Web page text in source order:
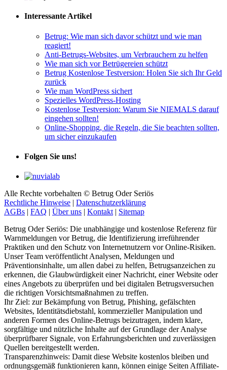
Interessante Artikel
Betrug: Wie man sich davor schützt und wie man
reagiert!
Anti-Betrugs-Websites, um Verbrauchern zu helfen
Wie man sich vor Betrügereien schützt
Betrug Kostenlose Testversion: Holen Sie sich Ihr Geld
zurück
Wie man WordPress sichert
Spezielles WordPress-Hosting
Kostenlose Testversion: Warum Sie NIEMALS darauf
eingehen sollten!
Online-Shopping, die Regeln, die Sie beachten sollten,
um sicher einzukaufen
Folgen Sie uns!
Alle Rechte vorbehalten © Betrug Oder Seriös
Rechtliche Hinweise | Datenschutzerklärung
AGBs | FAQ | Über uns | Kontakt | Sitemap
Betrug Oder Seriös: Die unabhängige und kostenlose Referenz für
Warnmeldungen vor Betrug, die Identifizierung irreführender
Praktiken und den Schutz von Internetnutzern vor Online-Risiken.
Unser Team veröffentlicht Analysen, Meldungen und
Präventionsinhalte, um allen dabei zu helfen, Betrugsanzeichen zu
erkennen, die Glaubwürdigkeit einer Nachricht, einer Website oder
eines Angebots zu überprüfen und bei digitalen Betrugsversuchen
die richtigen Vorsichtsmaßnahmen zu treffen.
Ihr Ziel: zur Bekämpfung von Betrug, Phishing, gefälschten
Websites, Identitätsdiebstahl, kommerzieller Manipulation und
anderen Formen des Online-Betrugs beizutragen, indem klare,
sorgfältige und nützliche Inhalte auf der Grundlage der Analyse
überprüfbarer Signale, von Erfahrungsberichten und zuverlässigen
Quellen bereitgestellt werden.
Transparenzhinweis: Damit diese Website kostenlos bleiben und
ordnungsgemäß funktionieren kann, können einige Seiten Affiliate-